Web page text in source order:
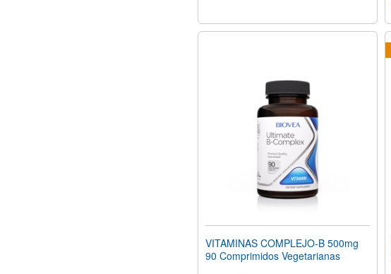
VITAMINAS COMPLEJO-B 500mg
90 Comprimidos Vegetarianas